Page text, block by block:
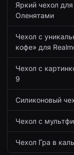
Яркий чехол
Оленятами
Чехол с
кофе» для
Чехол с
9
Силиконовый
Чехол с
Чехол Гра в